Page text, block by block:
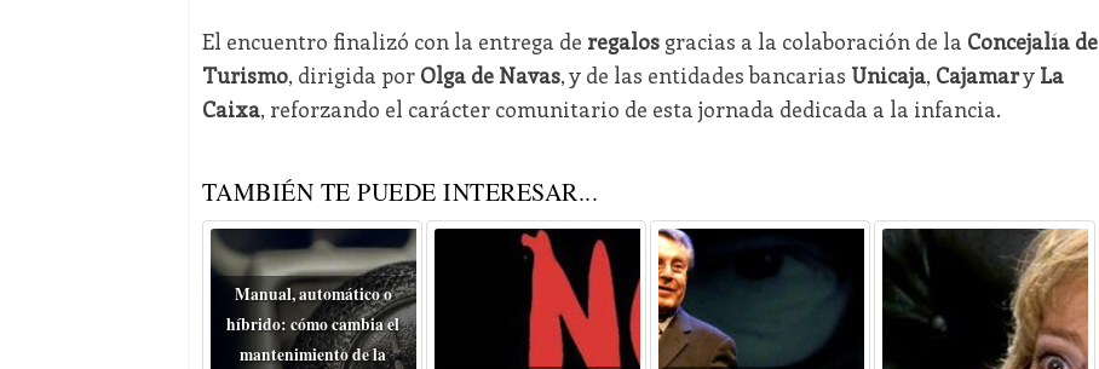
El encuentro finalizó con la entrega de regalosgracias a la colaboración de la Concejalía de
Turismo, dirigida por Olga de Navas, y de las entidades bancarias Unicaja, Cajamary La
Caixa, reforzando el carácter comunitario de esta jornada dedicada a la infancia.
TAMBIÉN TE PUEDE INTERESAR...
Manual, automático o
híbrido: cómo cambia el
mantenimiento de la